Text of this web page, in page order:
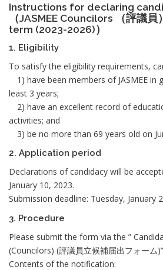
Instructions for declaring
（JASMEE Councilors （評議
term (2023-2026)）
1. Eligibility
To satisfy the eligibility requirements,
1) have been members of JASMEE in
least 3 years;
2) have an excellent record of
activities; and
3) be no more than 69 years old on
2. Application period
Declarations of candidacy will be
January 10, 2023.
Submission deadline: Tuesday, January
3. Procedure
Please submit the form via the ”
(Councilors) (評議員立候補届出フォーム
Contents of the notification: